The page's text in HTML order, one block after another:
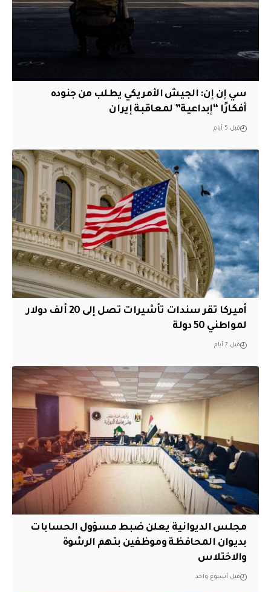
سي إن إن: الجيش الأمريكي يطلب من جنوده
أفكارًا “إبداعية” لمعاقبة إيران
قبل 5 أيام
أميركا تقر سندات تأشيرات تصل إلى 20 ألف دولار
لمواطني 50 دولة
قبل 7 أيام
مجلس الديوانية يعلن ضبط مسؤول الحسابات
بديوان المحافظة وموظفين بتهم الرشوة
والاختلاس
قبل أسبوع واحد